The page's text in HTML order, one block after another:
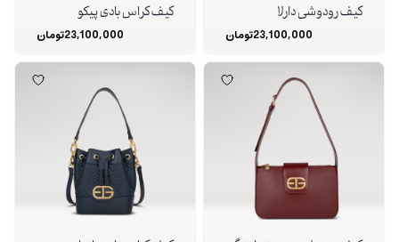
کیف رودوشی دارلا
23,100,000تومان
کیف کراس بادی پیکو
23,100,000تومان